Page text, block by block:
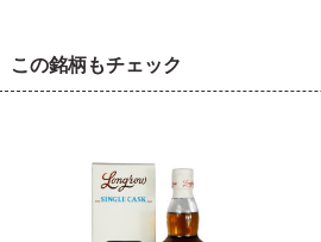
この銘柄もチェック